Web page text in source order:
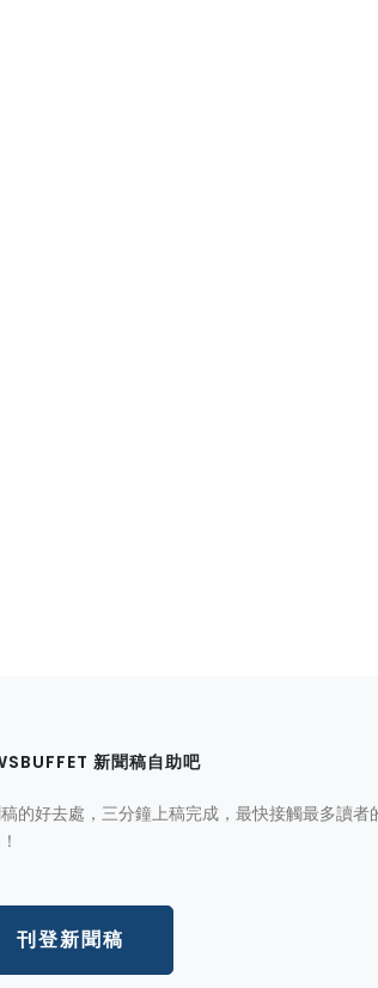
新聞稿自助吧
的好去處，三分鐘上稿完成，最快接觸最多讀者
刊登新聞稿